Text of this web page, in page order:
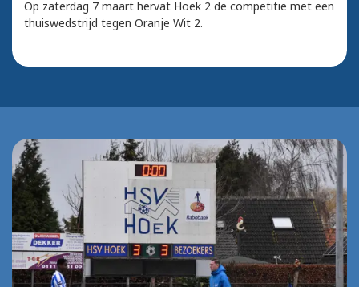
Op zaterdag 7 maart hervat Hoek 2 de competitie met een
thuiswedstrijd tegen Oranje Wit 2.